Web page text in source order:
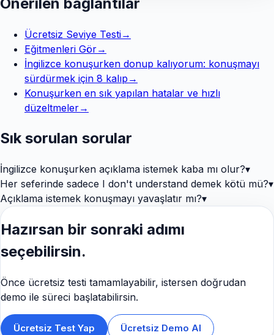
Ücretsiz Seviye Testi→
Eğitmenleri Gör→
İngilizce konuşurken donup kalıyorum: konuşmayı
sürdürmek için 8 kalıp →
Konuşurken en sık yapılan hatalar ve hızlı
düzeltmeler→
Sık sorulan sorular
İngilizce konuşurken açıklama istemek kaba mı olur?▾
Her seferinde sadece I don't understand demek kötü mü?▾
Açıklama istemek konuşmayı yavaşlatır mı?▾
Hazırsan bir sonraki adımı
seçebilirsin.
Önce ücretsiz testi tamamlayabilir, istersen doğrudan
demo ile süreci başlatabilirsin.
Ücretsiz Test Yap Ücretsiz Demo Al